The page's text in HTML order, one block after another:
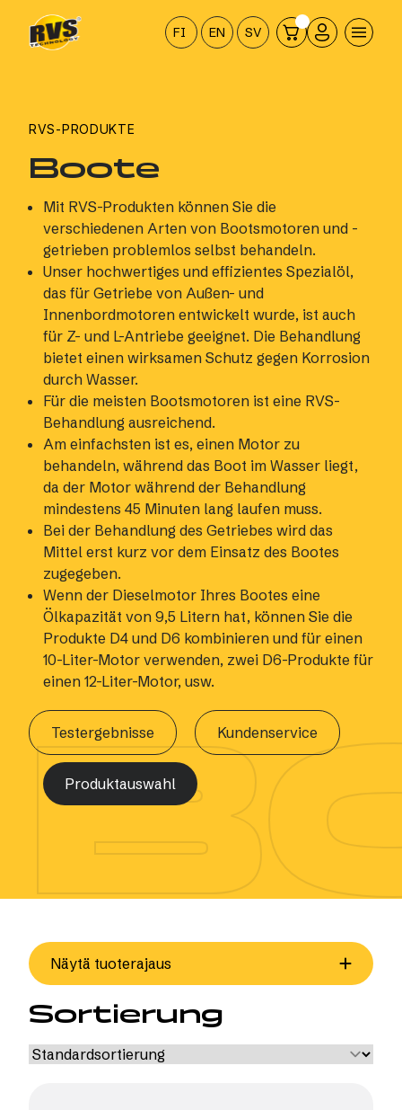
Hyppää
sisältöön
FI EN SV
RVS-PRODUKTE
Boote
Mit RVS-Produkten können Sie die
verschiedenen Arten von Bootsmotoren und -
getrieben problemlos selbst behandeln.
Unser hochwertiges und effizientes Spezialöl,
das für Getriebe von Außen- und
Innenbordmotoren entwickelt wurde, ist auch
für Z- und L-Antriebe geeignet. Die Behandlung
bietet einen wirksamen Schutz gegen Korrosion
durch Wasser.
Für die meisten Bootsmotoren ist eine RVS-
Behandlung ausreichend.
Am einfachsten ist es, einen Motor zu
behandeln, während das Boot im Wasser liegt,
da der Motor während der Behandlung
mindestens 45 Minuten lang laufen muss.
Bei der Behandlung des Getriebes wird das
Mittel erst kurz vor dem Einsatz des Bootes
zugegeben.
Wenn der Dieselmotor Ihres Bootes eine
Ölkapazität von 9,5 Litern hat, können Sie die
Produkte D4 und D6 kombinieren und für einen
10-Liter-Motor verwenden, zwei D6-Produkte für
einen 12-Liter-Motor, usw.
Testergebnisse Kundenservice
Produktauswahl
Näytä tuoterajaus
Sortierung